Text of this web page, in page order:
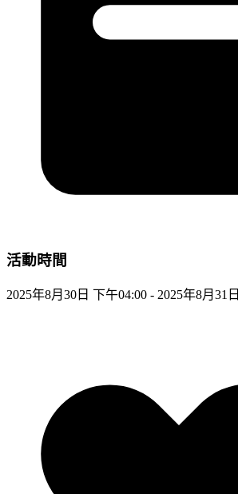
活動時間
2025年8月30日 下午04:00 - 2025年8月31